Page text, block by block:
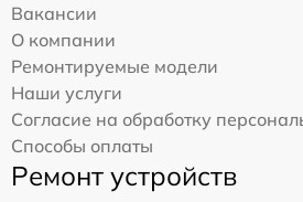
Вакансии
О компании
Ремонтируемые модели
Наши услуги
Согласие на обработку
Способы оплаты
Ремонт устройств